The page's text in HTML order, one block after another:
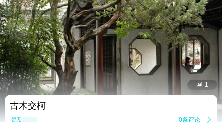
 1
古木交柯
暂无点评 0条评论 
